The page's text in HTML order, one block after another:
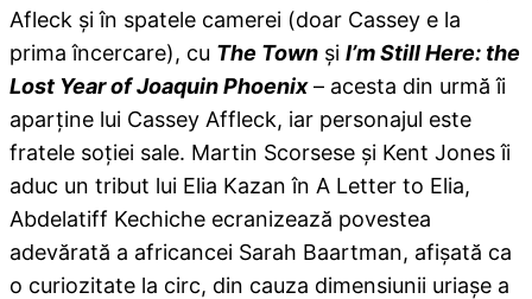
Afleck şi în spatele camerei (doar Cassey e la
prima încercare), cu The Town şi I’m Still Here: the
Lost Year of Joaquin Phoenix– acesta din urmă îi
aparţine lui Cassey Affleck, iar personajul este
fratele soţiei sale. Martin Scorsese şi Kent Jones îi
aduc un tribut lui Elia Kazan în A Letter to Elia,
Abdelatiff Kechiche ecranizează povestea
adevărată a africancei Sarah Baartman, afişată ca
o curiozitate la circ, din cauza dimensiunii uriaşe a